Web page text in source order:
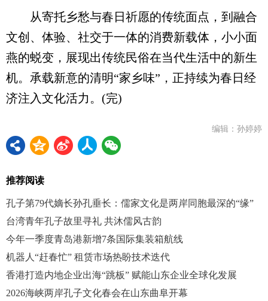
从寄托乡愁与春日祈愿的传统面点，到融合
文创、体验、社交于一体的消费新载体，小小面
燕的蜕变，展现出传统民俗在当代生活中的新生
机。承载新意的清明“家乡味”，正持续为春日经
济注入文化活力。(完)
编辑：孙婷婷
推荐阅读
孔子第79代嫡长孙孔垂长：儒家文化是两岸同胞最深的“缘”
台湾青年孔子故里寻礼 共沐儒风古韵
今年一季度青岛港新增7条国际集装箱航线
机器人“赶春忙” 租赁市场热盼技术迭代
香港打造内地企业出海“跳板” 赋能山东企业全球化发展
2026海峡两岸孔子文化春会在山东曲阜开幕